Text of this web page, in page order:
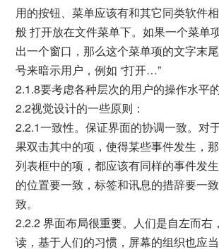
用的按钮、菜单应该有和其它同类软件
般 打开放在文件菜单下。如果一个菜单
出一个窗口，那么这个菜单项的文字末
号来暗示用户，例如 “打开…”
2.1.8要考虑各种层次的用户的操作水平的
2.2视觉设计的一些原则：
2.2.1一致性。保证界面的协调一致。对
果双击其中的项，使得某些事件发生，
列表框中的项，都应该有同样的事件发
的位置要一致，标签和讯息的措辞要一
致。
2.2.2 界面布局很重要。人们是自左而右
读，基于人们的习惯，屏幕的组织也应